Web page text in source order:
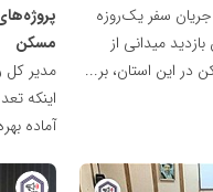
سفر یک‌روزه
میدانی از
این استان، بر...
مسکن
مدیر کل
آماده